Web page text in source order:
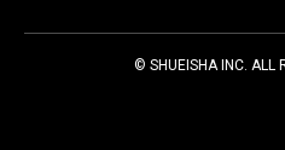
© SHUEISHA INC. ALL